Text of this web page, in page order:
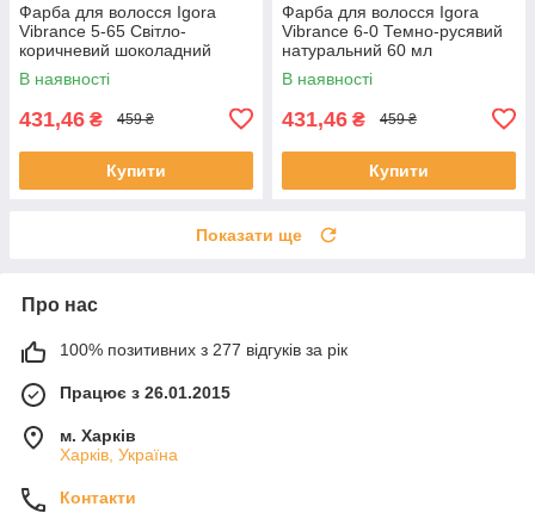
Фарба для волосся Igora
Vibrance 5-65 Світло-
коричневий шоколадний
золотистий 60 мл
В наявності
431,46 ₴ 459 ₴
Купити
Фарба для волосся Igora
Vibrance 6-0 Темно-русявий
натуральний 60 мл
В наявності
431,46 ₴ 459 ₴
Купити
Показати ще
Про нас
100% позитивних з 277 відгуків за рік
Працює з 26.01.2015
м. Харків
Харків, Україна
Контакти